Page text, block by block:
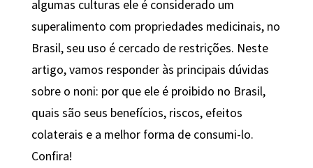
algumas culturas ele é considerado um
superalimento com propriedades medicinais, no
Brasil, seu uso é cercado de restrições. Neste
artigo, vamos responder às principais dúvidas
sobre o noni: por que ele é proibido no Brasil,
quais são seus benefícios, riscos, efeitos
colaterais e a melhor forma de consumi-lo.
Confira!